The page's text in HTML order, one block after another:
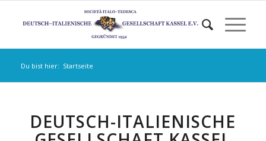
Du bist hier: Startseite
DEUTSCH-ITALIENISCHE